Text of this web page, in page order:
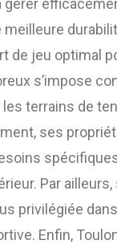
de jeu optimal
s’impose
terrains de
ses
Par
privilégiée
Enfin,